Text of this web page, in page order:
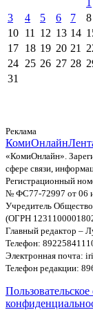
1
3
4 5 6 7 8
10 11 12 13 14
17 18 19 20 21
24 25 26 27 28
31
Реклама
КомиОнлайн
«КомиОнлайн».
сфере связи,
Регистрационный
№ ФС77-72997 от 06
Учредитель
(ОГРН
Главный редактор –
Телефон:
Электронная почта:
Телефон редакции: